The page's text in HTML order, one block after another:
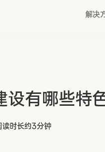
解决
设有哪些特
读时长约3分钟